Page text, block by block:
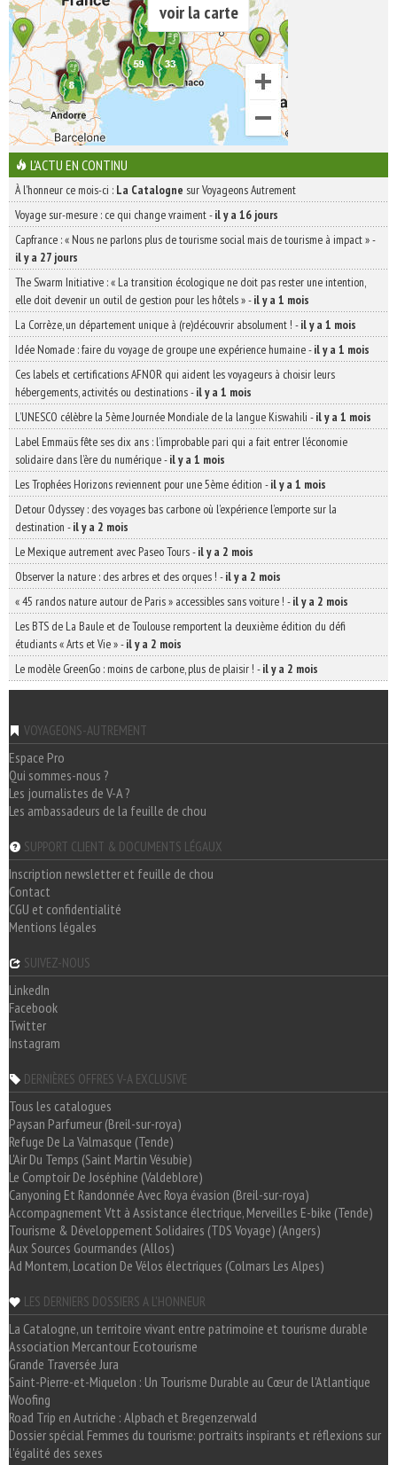
voir la carte
L'ACTU EN CONTINU
À l'honneur ce mois-ci : La Catalogne sur Voyageons Autrement
Voyage sur-mesure : ce qui change vraiment-il y a 16 jours
Capfrance : « Nous ne parlons plus de tourisme social mais de tourisme à impact »-
il y a 27 jours
The Swarm Initiative : « La transition écologique ne doit pas rester une intention,
elle doit devenir un outil de gestion pour les hôtels »-il y a 1 mois
La Corrèze, un département unique à (re)découvrir absolument ! -il y a 1 mois
Idée Nomade : faire du voyage de groupe une expérience humaine-il y a 1 mois
Ces labels et certifications AFNOR qui aident les voyageurs à choisir leurs
hébergements, activités ou destinations-il y a 1 mois
L’UNESCO célèbre la 5ème Journée Mondiale de la langue Kiswahili -il y a 1 mois
Label Emmaüs fête ses dix ans : l’improbable pari qui a fait entrer l’économie
solidaire dans l’ère du numérique-il y a 1 mois
Les Trophées Horizons reviennent pour une 5ème édition -il y a 1 mois
Detour Odyssey : des voyages bas carbone où l’expérience l’emporte sur la
destination -il y a 2 mois
Le Mexique autrement avec Paseo Tours-il y a 2 mois
Observer la nature : des arbres et des orques ! -il y a 2 mois
« 45 randos nature autour de Paris » accessibles sans voiture ! -il y a 2 mois
Les BTS de La Baule et de Toulouse remportent la deuxième édition du défi
étudiants « Arts et Vie »-il y a 2 mois
Le modèle GreenGo : moins de carbone, plus de plaisir ! -il y a 2 mois
VOYAGEONS-AUTREMENT
Espace Pro
Qui sommes-nous ?
Les journalistes de V-A ?
Les ambassadeurs de la feuille de chou
SUPPORT CLIENT & DOCUMENTS LÉGAUX
Inscription newsletter et feuille de chou
Contact
CGU et confidentialité
Mentions légales
SUIVEZ-NOUS
LinkedIn
Facebook
Twitter
Instagram
DERNIÈRES OFFRES V-A EXCLUSIVE
Tous les catalogues
Paysan Parfumeur (Breil-sur-roya)
Refuge De La Valmasque (Tende)
L'Air Du Temps (Saint Martin Vésubie)
Le Comptoir De Joséphine (Valdeblore)
Canyoning Et Randonnée Avec Roya évasion (Breil-sur-roya)
Accompagnement Vtt à Assistance électrique, Merveilles E-bike (Tende)
Tourisme & Développement Solidaires (TDS Voyage) (Angers)
Aux Sources Gourmandes (Allos)
Ad Montem, Location De Vélos électriques (Colmars Les Alpes)
LES DERNIERS DOSSIERS A L'HONNEUR
La Catalogne, un territoire vivant entre patrimoine et tourisme durable
Association Mercantour Ecotourisme
Grande Traversée Jura
Saint-Pierre-et-Miquelon : Un Tourisme Durable au Cœur de l'Atlantique
Woofing
Road Trip en Autriche : Alpbach et Bregenzerwald
Dossier spécial Femmes du tourisme: portraits inspirants et réflexions sur
l'égalité des sexes